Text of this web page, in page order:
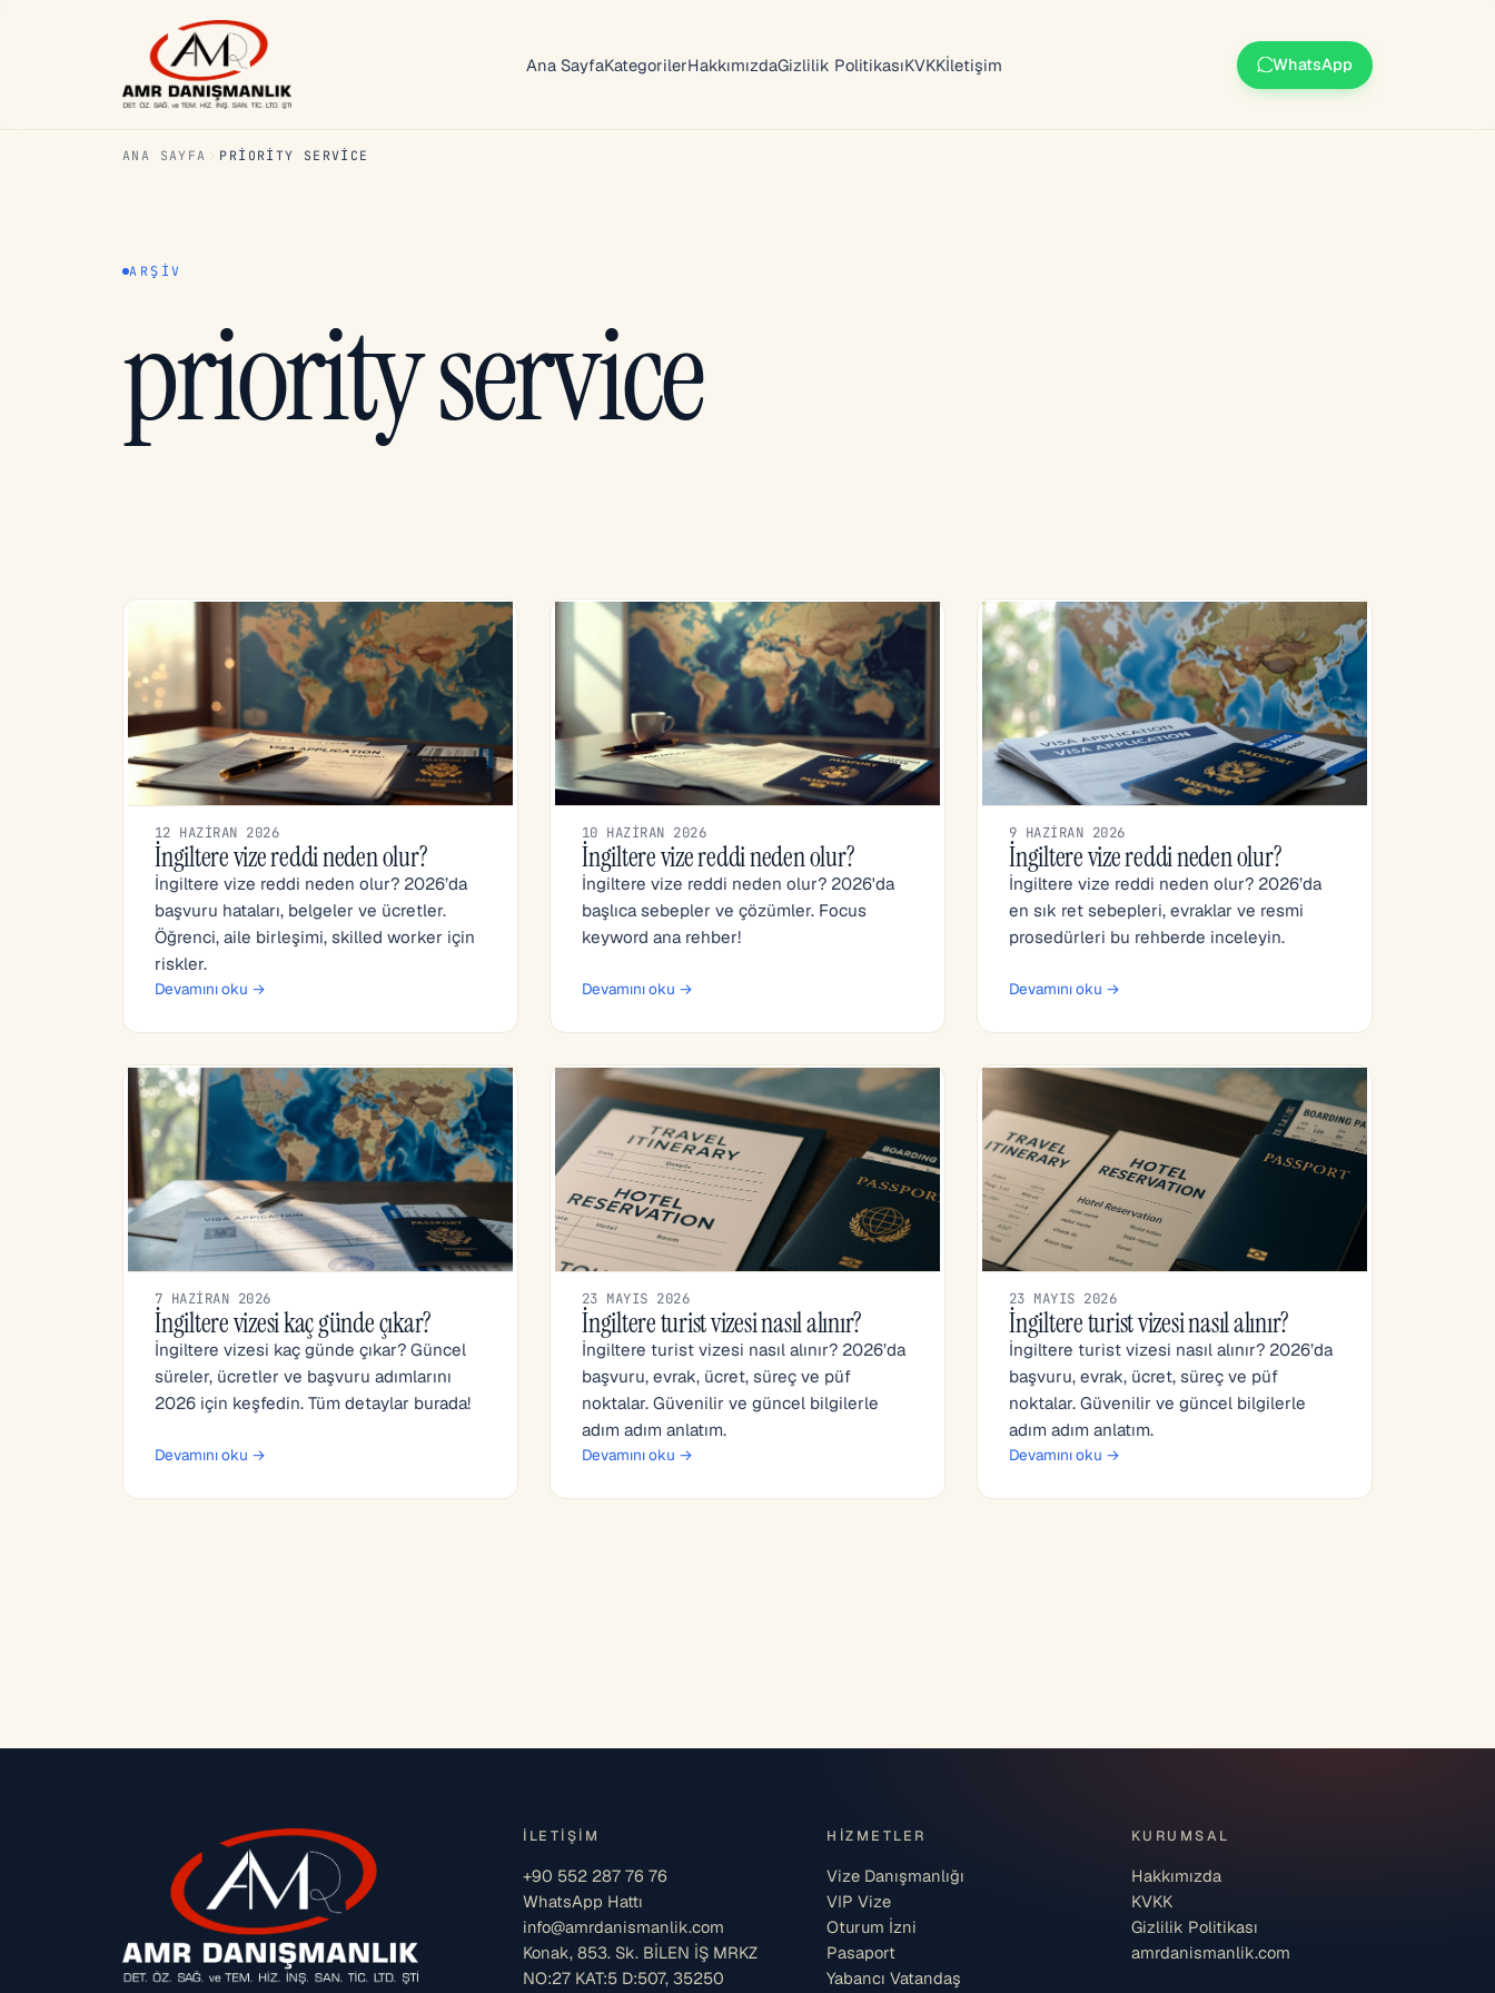
Ana SayfaKategorilerHakkımızdaGizlilik PolitikasıKVKKİletişim WhatsApp
ANA SAYFA PRIORITY SERVICE
ARŞIV
priority service
12 HAZIRAN 2026
İngiltere vize reddi neden olur?
İngiltere vize reddi neden olur? 2026’da
başvuru hataları, belgeler ve ücretler.
Öğrenci, aile birleşimi, skilled worker için
riskler.
Devamını oku →
10 HAZIRAN 2026
İngiltere vize reddi neden olur?
İngiltere vize reddi neden olur? 2026'da
başlıca sebepler ve çözümler. Focus
keyword ana rehber!
Devamını oku →
9 HAZIRAN 2026
İngiltere vize reddi neden olur?
İngiltere vize reddi neden olur? 2026’da
en sık ret sebepleri, evraklar ve resmi
prosedürleri bu rehberde inceleyin.
Devamını oku →
7 HAZIRAN 2026
İngiltere vizesi kaç günde çıkar?
İngiltere vizesi kaç günde çıkar? Güncel
süreler, ücretler ve başvuru adımlarını
2026 için keşfedin. Tüm detaylar burada!
Devamını oku →
23 MAYIS 2026
İngiltere turist vizesi nasıl alınır?
İngiltere turist vizesi nasıl alınır? 2026’da
başvuru, evrak, ücret, süreç ve püf
noktalar. Güvenilir ve güncel bilgilerle
adım adım anlatım.
Devamını oku →
23 MAYIS 2026
İngiltere turist vizesi nasıl alınır?
İngiltere turist vizesi nasıl alınır? 2026’da
başvuru, evrak, ücret, süreç ve püf
noktalar. Güvenilir ve güncel bilgilerle
adım adım anlatım.
Devamını oku →
İLETIŞIM
+90 552 287 76 76
WhatsApp Hattı
info@amrdanismanlik.com
Konak, 853. Sk. BİLEN İŞ MRKZ
NO:27 KAT:5 D:507, 35250
HIZMETLER
Vize Danışmanlığı
VIP Vize
Oturum İzni
Pasaport
Yabancı Vatandaş
KURUMSAL
Hakkımızda
KVKK
Gizlilik Politikası
amrdanismanlik.com